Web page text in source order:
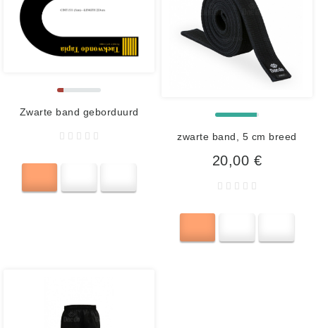
Zwarte band geborduurd
zwarte band, 5 cm breed
20,00 €